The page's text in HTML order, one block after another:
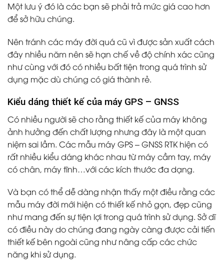
Một lưu ý đó là các bạn sẽ phải trả mức giá cao hơn
để sở hữu chúng.
Nên tránh các máy đời quá cũ vì được sản xuất cách
đây nhiều năm nên sẽ hạn chế về độ chính xác cũng
như cùng với đó có nhiều bất tiện trong quá trình sử
dụng mặc dù chúng có giá thành rẻ.
Kiểu dáng thiết kế của máy GPS – GNSS
Có nhiều người sẽ cho rằng thiết kế của máy không
ảnh hưởng đến chất lượng nhưng đây là một quan
niệm sai lầm. Các mẫu máy GPS – GNSS RTK hiện có
rất nhiều kiểu dáng khác nhau từ máy cầm tay, máy
có chân, máy tĩnh…với các kích thước đa dạng.
Và bạn có thể dễ dàng nhận thấy một điều rằng các
mẫu máy đời mới hiện có thiết kế nhỏ gọn, đẹp cũng
như mang đến sự tiện lợi trong quá trình sử dụng. Sở dĩ
có điều này do chúng đang ngày càng được cải tiến
thiết kế bên ngoài cũng như nâng cấp các chức
năng khi sử dụng.